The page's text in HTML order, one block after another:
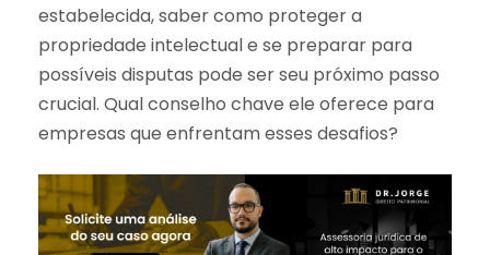
estabelecida, saber como proteger a
propriedade intelectual e se preparar para
possíveis disputas pode ser seu próximo passo
crucial. Qual conselho chave ele oferece para
empresas que enfrentam esses desafios?